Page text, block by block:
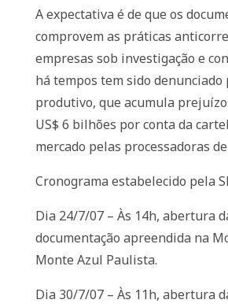
A expectativa é de que os
comprovem as práticas
empresas sob investigação e
há tempos tem sido denunciado
produtivo, que acumula
US$ 6 bilhões por conta da
mercado pelas processadoras
Cronograma estabelecido pela
Dia 24/7/07 – Às 14h, abertura
documentação apreendida na
Monte Azul Paulista.
Dia 30/7/07 – Às 11h, abertura